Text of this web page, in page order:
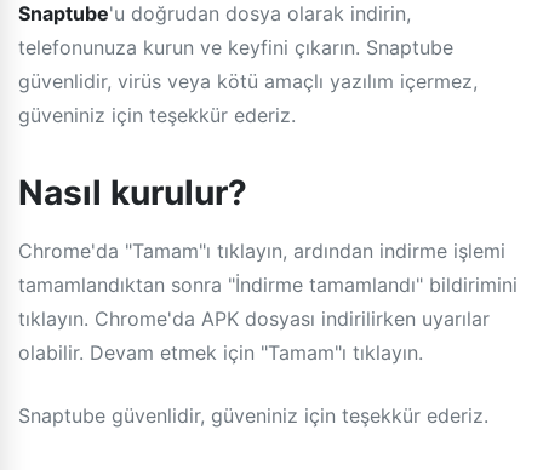
Snaptube'u doğrudan dosya olarak indirin,
telefonunuza kurun ve keyfini çıkarın. Snaptube
güvenlidir, virüs veya kötü amaçlı yazılım içermez,
güveniniz için teşekkür ederiz.
Nasıl kurulur?
Chrome'da "Tamam"ı tıklayın, ardından indirme işlemi
tamamlandıktan sonra "İndirme tamamlandı" bildirimini
tıklayın. Chrome'da APK dosyası indirilirken uyarılar
olabilir. Devam etmek için "Tamam"ı tıklayın.
Snaptube güvenlidir, güveniniz için teşekkür ederiz.